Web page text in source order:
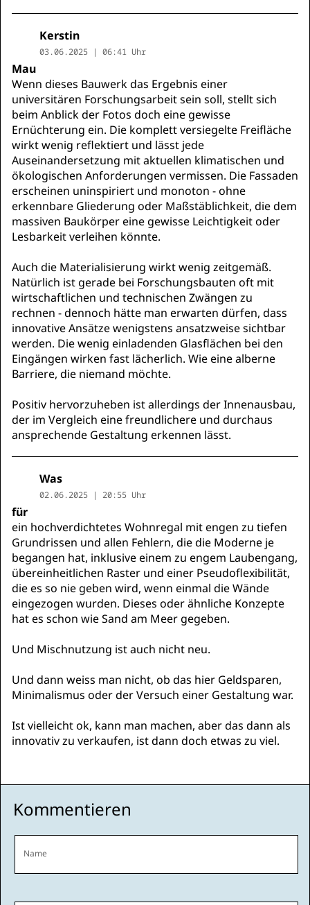
Kerstin
03.06.2025 | 06:41 Uhr
Mau
Wenn dieses Bauwerk das Ergebnis einer
universitären Forschungsarbeit sein soll, stellt sich
beim Anblick der Fotos doch eine gewisse
Ernüchterung ein. Die komplett versiegelte Freifläche
wirkt wenig reflektiert und lässt jede
Auseinandersetzung mit aktuellen klimatischen und
ökologischen Anforderungen vermissen. Die Fassaden
erscheinen uninspiriert und monoton - ohne
erkennbare Gliederung oder Maßstäblichkeit, die dem
massiven Baukörper eine gewisse Leichtigkeit oder
Lesbarkeit verleihen könnte.
Auch die Materialisierung wirkt wenig zeitgemäß.
Natürlich ist gerade bei Forschungsbauten oft mit
wirtschaftlichen und technischen Zwängen zu
rechnen - dennoch hätte man erwarten dürfen, dass
innovative Ansätze wenigstens ansatzweise sichtbar
werden. Die wenig einladenden Glasflächen bei den
Eingängen wirken fast lächerlich. Wie eine alberne
Barriere, die niemand möchte.
Positiv hervorzuheben ist allerdings der Innenausbau,
der im Vergleich eine freundlichere und durchaus
ansprechende Gestaltung erkennen lässt.
Was
02.06.2025 | 20:55 Uhr
für
ein hochverdichtetes Wohnregal mit engen zu tiefen
Grundrissen und allen Fehlern, die die Moderne je
begangen hat, inklusive einem zu engem Laubengang,
übereinheitlichen Raster und einer Pseudoflexibilität,
die es so nie geben wird, wenn einmal die Wände
eingezogen wurden. Dieses oder ähnliche Konzepte
hat es schon wie Sand am Meer gegeben.
Und Mischnutzung ist auch nicht neu.
Und dann weiss man nicht, ob das hier Geldsparen,
Minimalismus oder der Versuch einer Gestaltung war.
Ist vielleicht ok, kann man machen, aber das dann als
innovativ zu verkaufen, ist dann doch etwas zu viel.
Kommentieren
Name